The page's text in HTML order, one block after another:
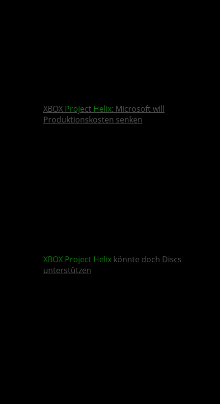
XBOX Project Helix: Microsoft will
Produktionskosten senken
XBOX Project Helix könnte doch Discs
unterstützen